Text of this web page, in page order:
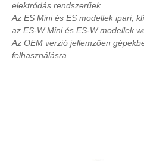
elektródás rendszerűek.
Az ES Mini és ES modellek ipari,
az ES-W Mini és ES-W modellek
Az OEM verzió jellemzően
felhasználásra.